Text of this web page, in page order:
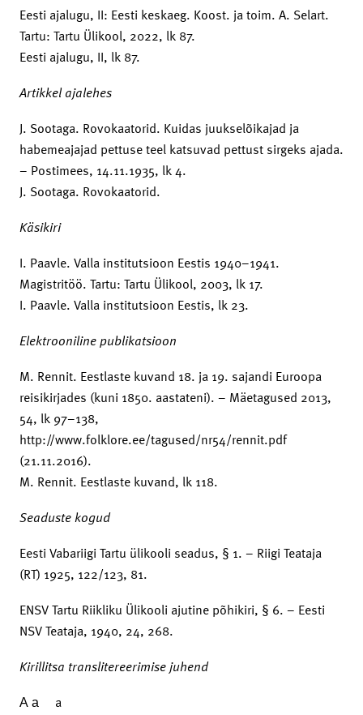
Eesti ajalugu, II: Eesti keskaeg. Koost. ja toim. A. Selart.
Tartu: Tartu Ülikool, 2022, lk 87.
Eesti ajalugu, II, lk 87.
Artikkel ajalehes
J. Sootaga. Rovokaatorid. Kuidas juukselõikajad ja
habemeajajad pettuse teel katsuvad pettust sirgeks ajada.
– Postimees, 14.11.1935, lk 4.
J. Sootaga. Rovokaatorid.
Käsikiri
I. Paavle. Valla institutsioon Eestis 1940–1941.
Magistritöö. Tartu: Tartu Ülikool, 2003, lk 17.
I. Paavle. Valla institutsioon Eestis, lk 23.
Elektrooniline publikatsioon
M. Rennit. Eestlaste kuvand 18. ja 19. sajandi Euroopa
reisikirjades (kuni 1850. aastateni). – Mäetagused 2013,
54, lk 97–138,
http://www.folklore.ee/tagused/nr54/rennit.pdf
(21.11.2016).
M. Rennit. Eestlaste kuvand, lk 118.
Seaduste kogud
Eesti Vabariigi Tartu ülikooli seadus, § 1. – Riigi Teataja
(RT) 1925, 122/123, 81.
ENSV Tartu Riikliku Ülikooli ajutine põhikiri, § 6. – Eesti
NSV Teataja, 1940, 24, 268.
Kirillitsa translitereerimise juhend
А а a